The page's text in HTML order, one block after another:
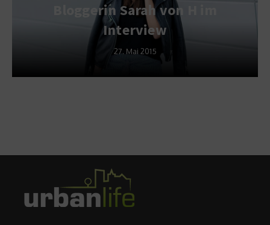
Bloggerin Sarah von H im
Interview
27. Mai 2015